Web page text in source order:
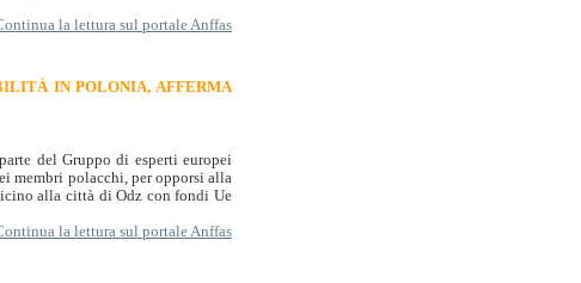
la lettura sul portale Anffas
IN POLONIA, AFFERMA
del Gruppo di esperti europei
membri polacchi, per opporsi alla
alla città di Odz con fondi Ue
la lettura sul portale Anffas